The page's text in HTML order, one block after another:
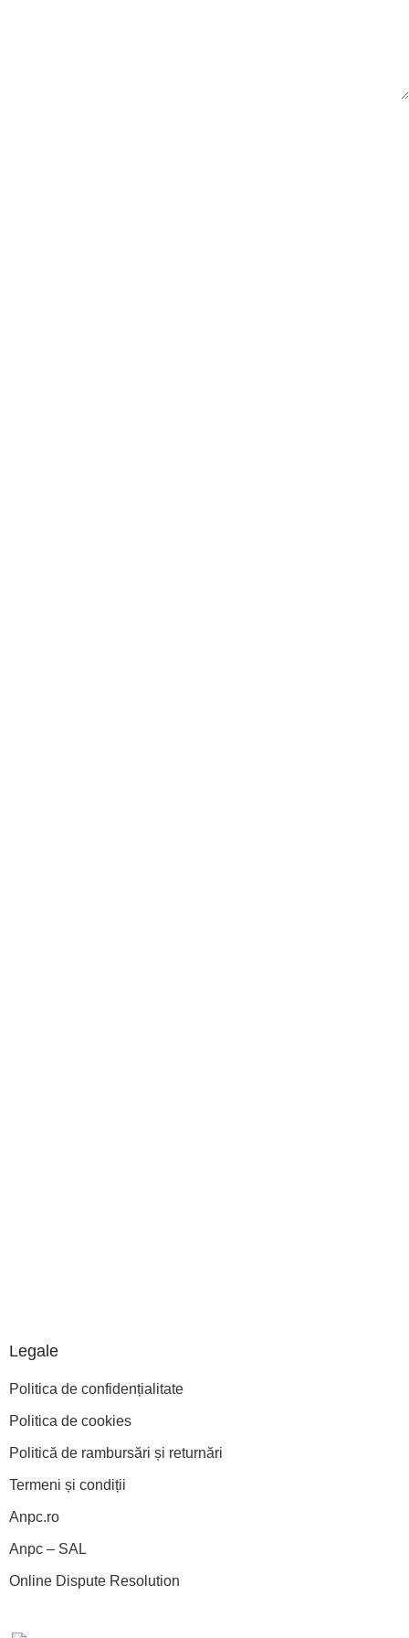
Legale
Politica de confidențialitate
Politica de cookies
Politică de rambursări și returnări
Termeni și condiții
Anpc.ro
Anpc – SAL
Online Dispute Resolution